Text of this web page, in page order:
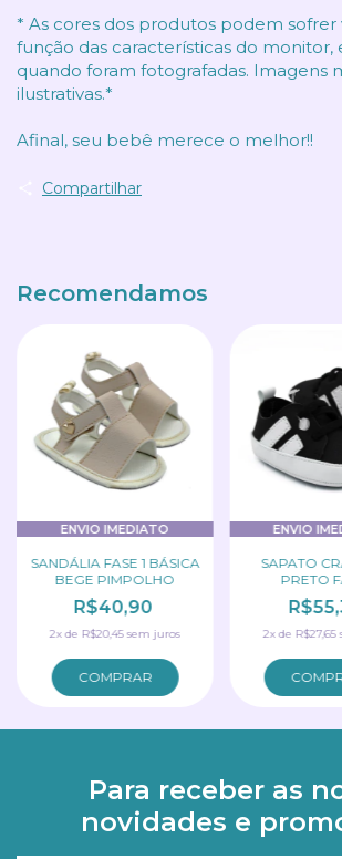
* As cores dos produtos podem sofrer
função das características do
quando foram fotografadas. Imagens
ilustrativas.*
Afinal, seu bebê merece o melhor!!
Compartilhar
Recomendamos
ENVIO IMEDIATO
SANDÁLIA FASE 1 BÁSICA
BEGE PIMPOLHO
R$40,90
2xde R$20,45 sem juros
COMPRAR
ENVIO
SAPATO
PRETO
2xde R$27,65
Para receber as
novidades e